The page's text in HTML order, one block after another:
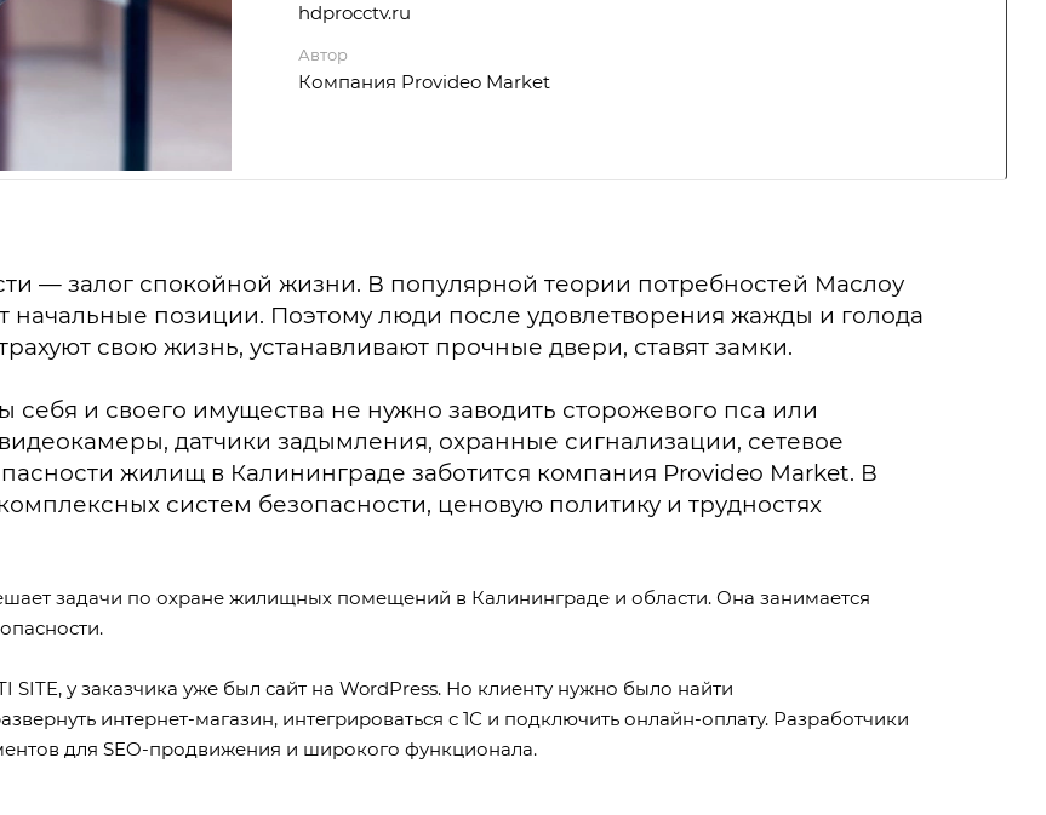
hdprocctv.ru
Автор
Компания Provideo Market
— залог спокойной жизни. В популярной теории потребностей Маслоу
начальные позиции. Поэтому люди после удовлетворения жажды и голода
свою жизнь, устанавливают прочные двери, ставят замки.
и своего имущества не нужно заводить сторожевого пса или
датчики задымления, охранные сигнализации, сетевое
жилищ в Калининграде заботится компания Provideo Market. В
систем безопасности, ценовую политику и трудностях
задачи по охране жилищных помещений в Калининграде и области. Она занимается
SITE, у заказчика уже был сайт на WordPress. Но клиенту нужно было найти
интернет-магазин, интегрироваться с 1С и подключить онлайн-оплату. Разработчики
для SEO-продвижения и широкого функционала.